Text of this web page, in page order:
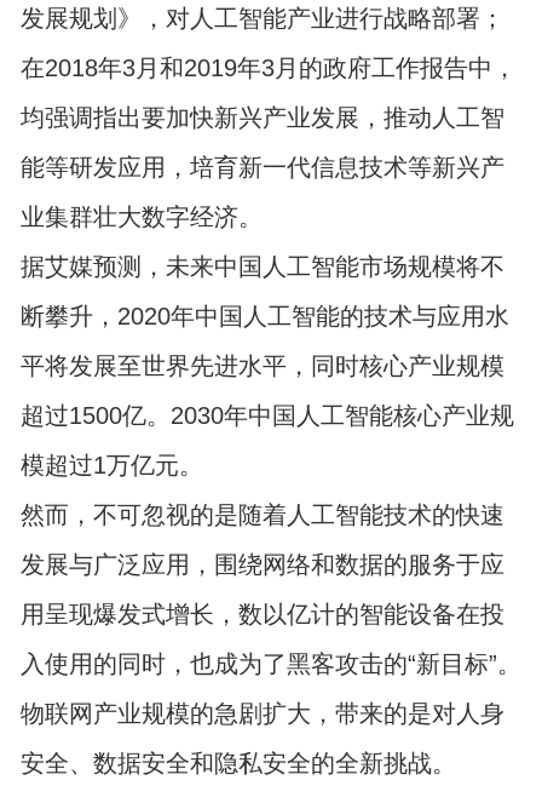
发展规划》，对人工智能产业进行战略部署；
在2018年3月和2019年3月的政府工作报告中，
均强调指出要加快新兴产业发展，推动人工智
能等研发应用，培育新一代信息技术等新兴产
业集群壮大数字经济。
据艾媒预测，未来中国人工智能市场规模将不
断攀升，2020年中国人工智能的技术与应用水
平将发展至世界先进水平，同时核心产业规模
超过1500亿。2030年中国人工智能核心产业规
模超过1万亿元。
然而，不可忽视的是随着人工智能技术的快速
发展与广泛应用，围绕网络和数据的服务于应
用呈现爆发式增长，数以亿计的智能设备在投
入使用的同时，也成为了黑客攻击的“新目标”。
物联网产业规模的急剧扩大，带来的是对人身
安全、数据安全和隐私安全的全新挑战。